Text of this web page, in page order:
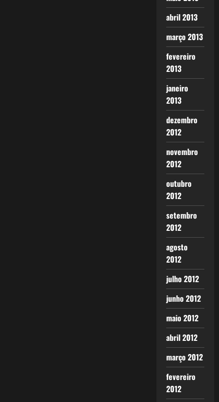
abril 2013
março 2013
fevereiro
2013
janeiro
2013
dezembro
2012
novembro
2012
outubro
2012
setembro
2012
agosto
2012
julho 2012
junho 2012
maio 2012
abril 2012
março 2012
fevereiro
2012